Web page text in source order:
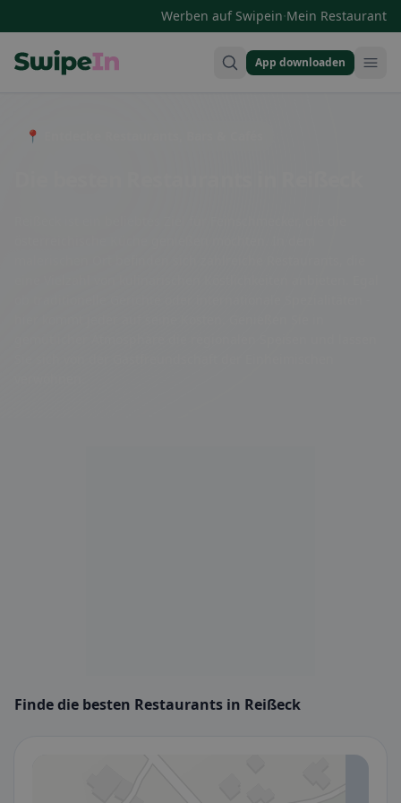
Werben auf Swipein·Mein Restaurant
App downloaden
📍 Entdecke Restaurants, Bars & Cafés
Finde die besten Restaurants in Reißeck